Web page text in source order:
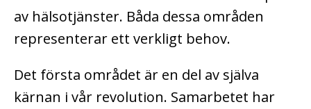
av hälsotjänster. Båda dessa områden
representerar ett verkligt behov.
Det första området är en del av själva
kärnan i vår revolution. Samarbetet har